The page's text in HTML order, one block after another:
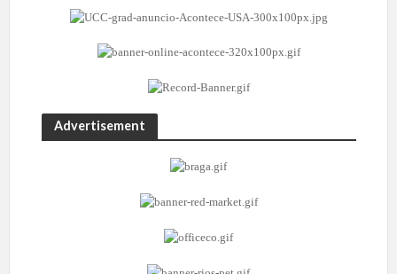
Advertisement